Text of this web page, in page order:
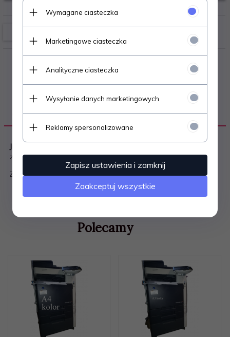
OPIS PRODUKTU
Już od 40 gr
zachowaniu najwyższej jakości.
Zapraszamy do wykonania druku i ksero w naszym sklepie
Polecamy
Wymagane ciasteczka
Marketingowe ciasteczka
Analityczne ciasteczka
Wysyłanie danych marketingowych
Reklamy spersonalizowane
Zapisz ustawienia i zamknij
Zaakceptuj wszystkie